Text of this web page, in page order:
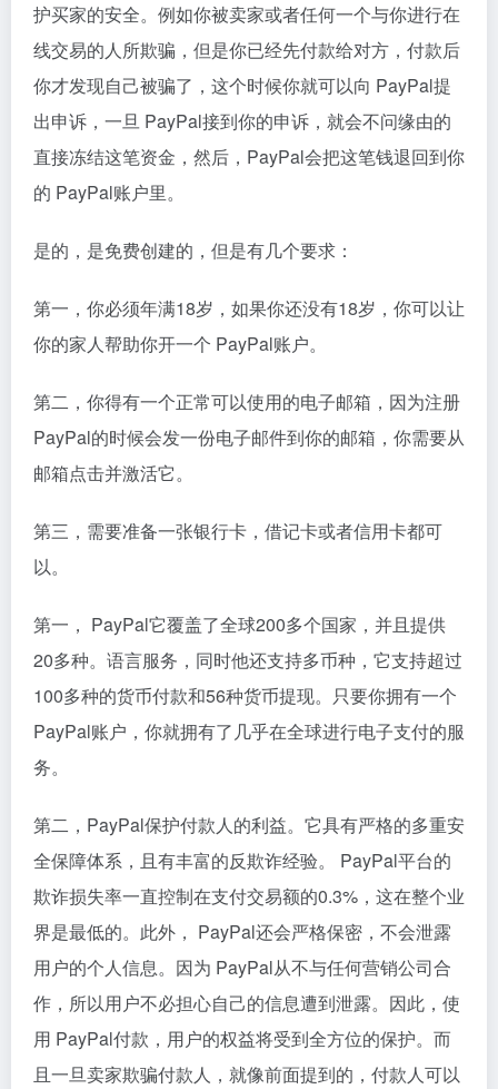
护买家的安全。例如你被卖家或者任何一个与你进行在
线交易的人所欺骗，但是你已经先付款给对方，付款后
你才发现自己被骗了，这个时候你就可以向 PayPal提
出申诉，一旦 PayPal接到你的申诉，就会不问缘由的
直接冻结这笔资金，然后，PayPal会把这笔钱退回到你
的 PayPal账户里。
是的，是免费创建的，但是有几个要求：
第一，你必须年满18岁，如果你还没有18岁，你可以让
你的家人帮助你开一个 PayPal账户。
第二，你得有一个正常可以使用的电子邮箱，因为注册
PayPal的时候会发一份电子邮件到你的邮箱，你需要从
邮箱点击并激活它。
第三，需要准备一张银行卡，借记卡或者信用卡都可
以。
第一， PayPal它覆盖了全球200多个国家，并且提供
20多种。语言服务，同时他还支持多币种，它支持超过
100多种的货币付款和56种货币提现。只要你拥有一个
PayPal账户，你就拥有了几乎在全球进行电子支付的服
务。
第二，PayPal保护付款人的利益。它具有严格的多重安
全保障体系，且有丰富的反欺诈经验。 PayPal平台的
欺诈损失率一直控制在支付交易额的0.3%，这在整个业
界是最低的。此外， PayPal还会严格保密，不会泄露
用户的个人信息。因为 PayPal从不与任何营销公司合
作，所以用户不必担心自己的信息遭到泄露。因此，使
用 PayPal付款，用户的权益将受到全方位的保护。而
且一旦卖家欺骗付款人，就像前面提到的，付款人可以